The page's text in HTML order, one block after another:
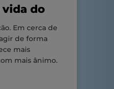
do
Em cerca de
de forma
mais
mais ânimo.